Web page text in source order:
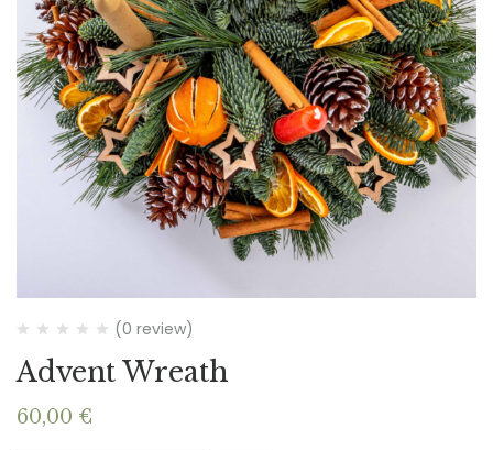
(0 review)
Advent Wreath
60,00 €